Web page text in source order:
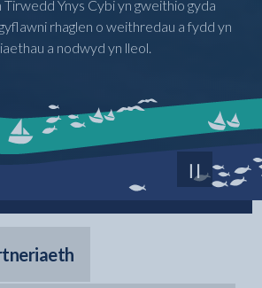
Rhewi'r
carwsél
nesaf
Ynys Cybi yn gweithio gyda
rhaglen o weithredau a fydd yn
a nodwyd yn lleol.
le' drwy gynyddu ymwybyddiaeth a
o dreftadaeth gyfoethog ac